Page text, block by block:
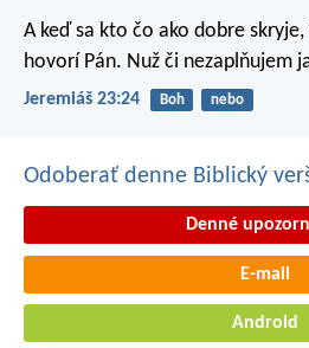
A keď sa kto čo ako dobre
hovorí Pán. Nuž či nezaplňujem
Jeremiáš 23:24 Boh nebo
Odoberať denne Biblický
Denné
E-mail
Android